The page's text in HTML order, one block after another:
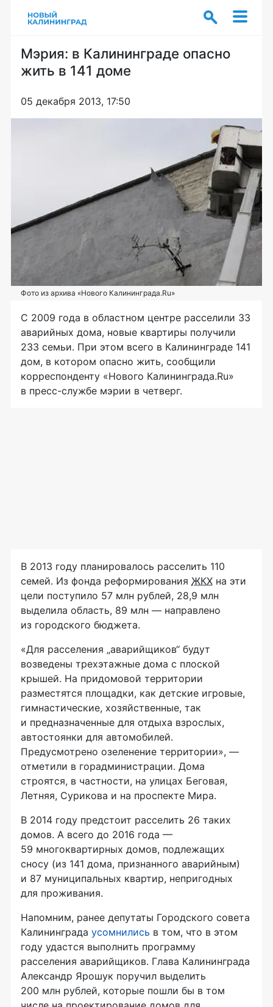
Мэрия: в Калининграде опасно
жить в 141 доме
05 декабря 2013, 17:50
Фото из архива «Нового Калининграда.Ru»
С 2009 года в областном центре расселили 33
аварийных дома, новые квартиры получили
233 семьи. При этом всего в Калининграде 141
дом, в котором опасно жить, сообщили
корреспонденту «Нового Калининграда.Ru»
в пресс-службе мэрии в четверг.
В 2013 году планировалось расселить 110
семей. Из фонда реформирования ЖКХ на эти
цели поступило 57 млн рублей, 28,9 млн
выделила область, 89 млн — направлено
из городского бюджета.
«Для расселения „аварийщиков“ будут
возведены трехэтажные дома с плоской
крышей. На придомовой территории
разместятся площадки, как детские игровые,
гимнастические, хозяйственные, так
и предназначенные для отдыха взрослых,
автостоянки для автомобилей.
Предусмотрено озеленение территории», —
отметили в горадминистрации. Дома
строятся, в частности, на улицах Беговая,
Летняя, Сурикова и на проспекте Мира.
В 2014 году предстоит расселить 26 таких
домов. А всего до 2016 года —
59 многоквартирных домов, подлежащих
сносу (из 141 дома, признанного аварийным)
и 87 муниципальных квартир, непригодных
для проживания.
Напомним, ранее депутаты Городского совета
Калининграда усомнились в том, что в этом
году удастся выполнить программу
расселения аварийщиков. Глава Калининграда
Александр Ярошук поручил выделить
200 млн рублей, которые пошли бы в том